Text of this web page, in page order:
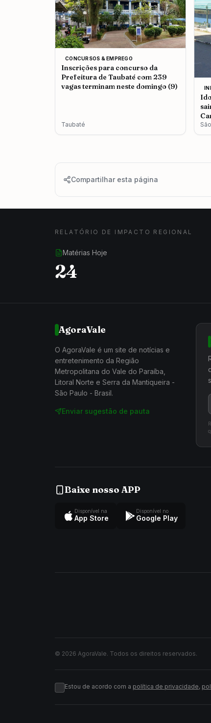
CONCURSOS & EMPREGO
Inscrições para concurso da
Prefeitura de Taubaté com 239
vagas terminam neste domingo (9)
Taubaté
Compartilhar esta página
RELATÓRIO DE IMPACTO REGIONAL
Matérias Hoje
24
AgoraVale
O AgoraVale é um site de notícias e
entretenimento da Região
Metropolitana do Vale do Paraíba,
Litoral Norte e Serra da Mantiqueira -
São Paulo - Brasil.
Enviar sugestão de pauta
Baixe nosso APP
Disponível na
App Store
Disponível no
Google Play
© 2026 AgoraVale. Todos os direitos reservados.
Estou de acordo com a política de privacidade,